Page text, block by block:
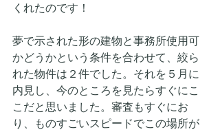
くれたのです！
夢で示された形の建物と事務所使用可
かどうかという条件を合わせて、絞ら
れた物件は２件でした。それを５月に
内見し、今のところを見たらすぐにこ
こだと思いました。審査もすぐにお
り、ものすごいスピードでこの場所が